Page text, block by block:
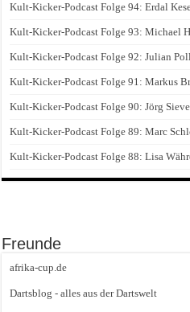
Kult-Kicker-Podcast Folge 94: Erdal
Kult-Kicker-Podcast Folge 93: Michael
Kult-Kicker-Podcast Folge 92: Julian
Kult-Kicker-Podcast Folge 91: Markus
Kult-Kicker-Podcast Folge 90: Jörg
Kult-Kicker-Podcast Folge 89: Marc
Kult-Kicker-Podcast Folge 88: Lisa
Freunde
afrika-cup.de
Dartsblog - alles aus der Dartswelt